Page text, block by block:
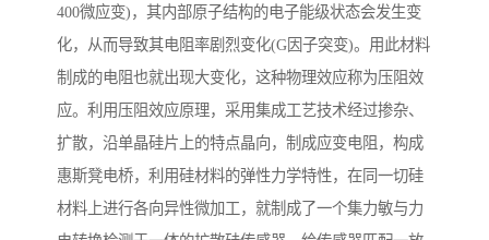
400微应变)，其内部原子结构的电子能级状态会发生变
化，从而导致其电阻率剧烈变化(G因子突变)。用此材料
制成的电阻也就出现大变化，这种物理效应称为压阻效
应。利用压阻效应原理，采用集成工艺技术经过掺杂、
扩散，沿单晶硅片上的特点晶向，制成应变电阻，构成
惠斯凳电桥，利用硅材料的弹性力学特性，在同一切硅
材料上进行各向异性微加工，就制成了一个集力敏与力